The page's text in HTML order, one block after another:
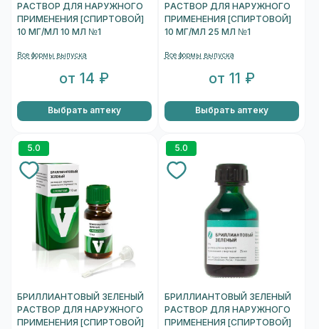
РАСТВОР ДЛЯ НАРУЖНОГО
ПРИМЕНЕНИЯ [СПИРТОВОЙ]
10 МГ/МЛ 10 МЛ №1
Все формы выпуска
от 14 ₽
Выбрать аптеку
РАСТВОР ДЛЯ НАРУЖНОГО
ПРИМЕНЕНИЯ [СПИРТОВОЙ]
10 МГ/МЛ 25 МЛ №1
Все формы выпуска
от 11 ₽
Выбрать аптеку
5.0
БРИЛЛИАНТОВЫЙ ЗЕЛЕНЫЙ
РАСТВОР ДЛЯ НАРУЖНОГО
ПРИМЕНЕНИЯ [СПИРТОВОЙ]
5.0
БРИЛЛИАНТОВЫЙ ЗЕЛЕНЫЙ
РАСТВОР ДЛЯ НАРУЖНОГО
ПРИМЕНЕНИЯ [СПИРТОВОЙ]